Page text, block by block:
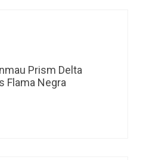
Prism Delta
Flama Negra